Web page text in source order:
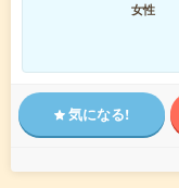
女性
気になる!